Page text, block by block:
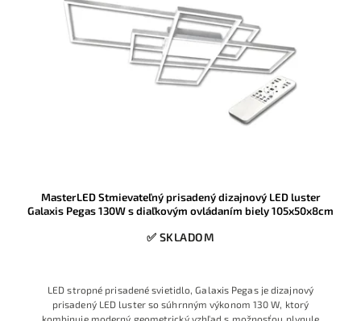
MasterLED Stmievateľný prisadený dizajnový LED luster
Galaxis Pegas 130W s diaľkovým ovládaním biely 105x50x8cm
✅ SKLADOM
LED stropné prisadené svietidlo, Galaxis Pegas je dizajnový
prisadený LED luster so súhrnným výkonom 130 W, ktorý
kombinuje moderný geometrický vzhľad s možnosťou plynule